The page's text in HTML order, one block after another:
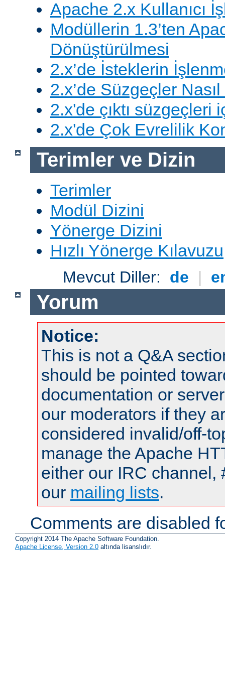
Apache 2.x Kullanıcı
Modüllerin 1.3’ten
Dönüştürülmesi
2.x’de İsteklerin
2.x’de Süzgeçler Nasıl
2.x'de çıktı süzgeçleri
2.x'de Çok Evrelilik
Terimler ve Dizin
Terimler
Modül Dizini
Yönerge Dizini
Hızlı Yönerge Kılavuzu
Mevcut Diller: de |
Yorum
Notice:
This is not a Q&A
should be pointed
documentation or
our moderators if they
considered invalid/off-
manage the Apache
either our IRC channel,
our mailing lists.
Comments are disabled
Copyright 2014 The Apache Software Foundation.
Apache License, Version 2.0 altında lisanslıdır.